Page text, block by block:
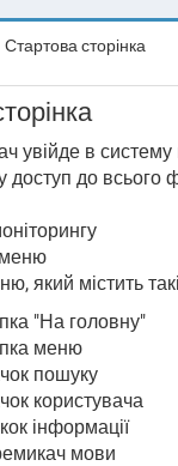
Стартова сторінка
увійде в
доступ до всього
який містить
"На головну"
меню
пошуку
користувача
інформації
мови